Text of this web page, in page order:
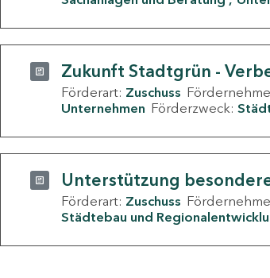
Zukunft Stadtgrün -
Förderart: Zuschuss
Unternehmen Förderzweck:
Unterstützung
Förderart: Zuschuss
Städtebau und